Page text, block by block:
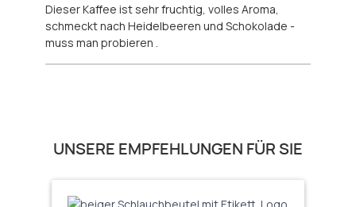
Dieser Kaffee ist sehr fruchtig, volles Aroma,
schmeckt nach Heidelbeeren und Schokolade -
muss man probieren .
Produktgalerie überspringen
UNSERE EMPFEHLUNGEN FÜR SIE